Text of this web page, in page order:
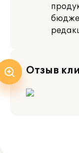
Отзыв